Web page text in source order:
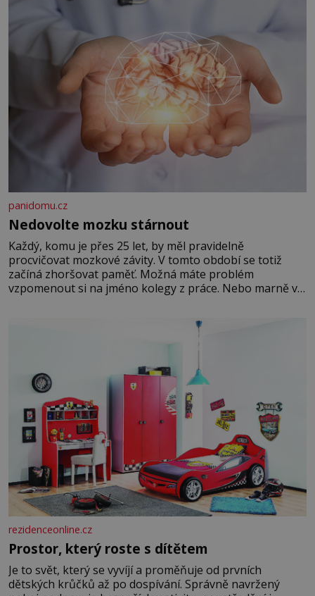
panidomu.cz
Nedovolte mozku stárnout
Každý, komu je přes 25 let, by měl pravidelně
procvičovat mozkové závity. V tomto období se totiž
začíná zhoršovat paměť. Možná máte problém
vzpomenout si na jméno kolegy z práce. Nebo marně v
rezidenceonline.cz
Prostor, který roste s dítětem
Je to svět, který se vyvíjí a proměňuje od prvních
dětských krůčků až po dospívání. Správně navržený